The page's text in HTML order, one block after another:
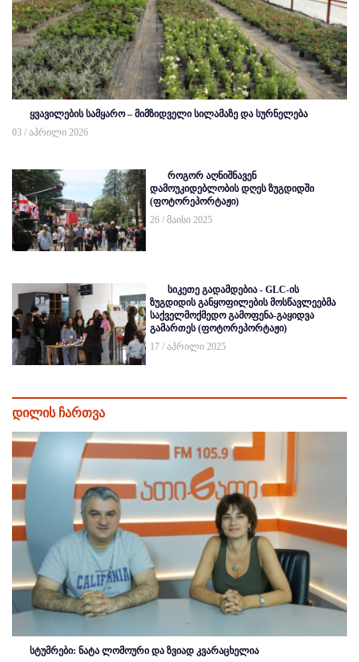
ყვავილების სამყარო – მიმზიდველი სილამაზე და სურნელება
03 / აპრილი 2026
როგორ აღნიშნავენ
დამოუკიდებლობის დღეს ზუგდიდში
(ფოტორეპორტაჟი)
26 / მაისი 2025
სიკეთე გადამდებია - GLC-ის
ზუგდიდის განყოფილების მოსწავლეებმა
საქველმოქმედო გამოფენა-გაყიდვა
გამართეს (ფოტორეპორტაჟი)
17 / აპრილი 2025
დილის ჩართვა
სტუმრები: ნატა ლომოური და ზვიად კვარაცხელია